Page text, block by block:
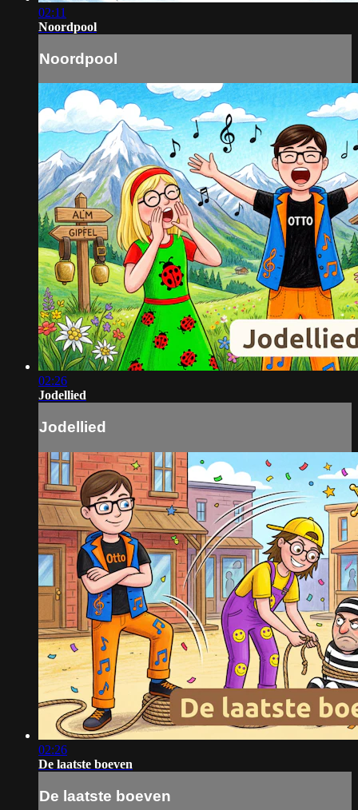
02:11
Noordpool
Noordpool
02:26
Jodellied
Jodellied
02:26
De laatste boeven
De laatste boeven